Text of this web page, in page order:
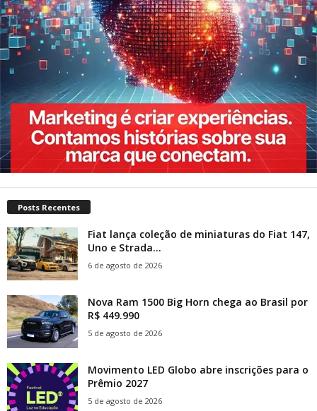
Posts Recentes
Fiat lança coleção de miniaturas do Fiat 147,
Uno e Strada...
6 de agosto de 2026
Nova Ram 1500 Big Horn chega ao Brasil por
R$ 449.990
5 de agosto de 2026
Movimento LED Globo abre inscrições para o
Prêmio 2027
5 de agosto de 2026